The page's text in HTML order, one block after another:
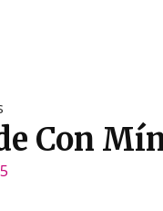
Con